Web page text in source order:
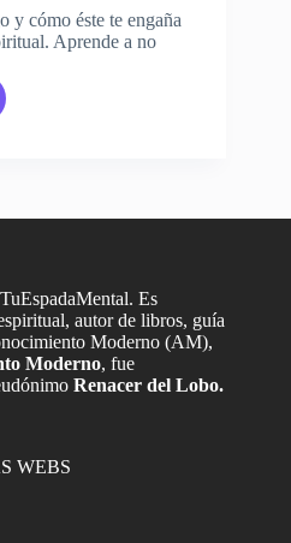
y cómo éste te engaña
Aprende a no
Es
autor de libros, guía
Moderno (AM),
Moderno, fue
Renacer del Lobo.
WEBS